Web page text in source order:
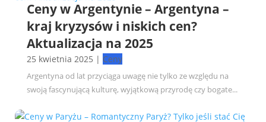
Ceny w Argentynie – Argentyna –
kraj kryzysów i niskich cen?
Aktualizacja na 2025
25 kwietnia 2025 | Ceny
Argentyna od lat przyciąga uwagę nie tylko ze względu na
swoją fascynującą kulturę, wyjątkową przyrodę czy bogate...